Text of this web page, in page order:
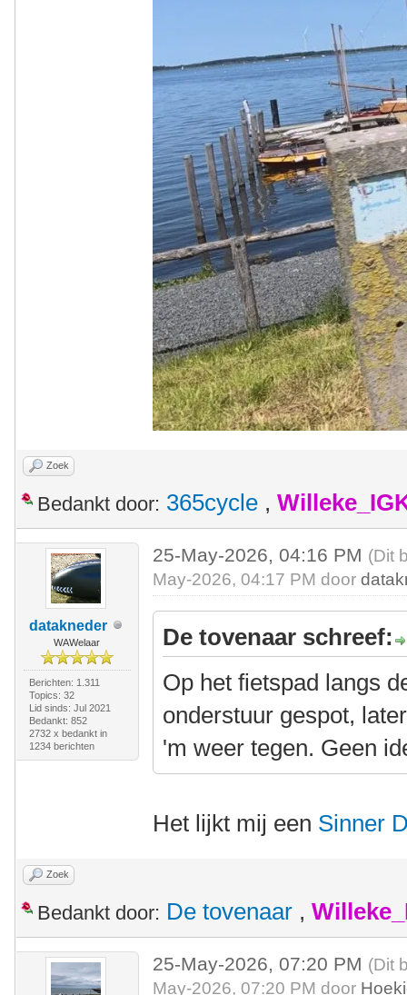
Zoek
Bedankt door: 365cycle ,
datakneder
WAWelaar
Berichten: 1.311
Topics: 32
Lid sinds: Jul 2021
Bedankt: 852
2732 x bedankt in
1234 berichten
25-May-2026, 04:16 PM (Dit
May-2026, 04:17 PM door
De tovenaar schreef:
Op het fietspad langs
onderstuur gespot,
'm weer tegen. Geen
Het lijkt mij een Sinner
Zoek
Bedankt door: De tovenaar ,
25-May-2026, 07:20 PM (Dit
May-2026, 07:20 PM door